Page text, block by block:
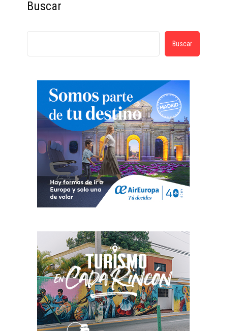
Buscar
Buscar